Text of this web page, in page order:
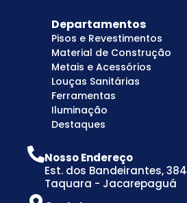
Departamentos
Pisos e Revestimentos
Material de Construção
Metais e Acessórios
Louças Sanitárias
Ferramentas
Iluminação
Destaques
Nosso Endereço
Est. dos Bandeirantes, 384
Taquara - Jacarepaguá